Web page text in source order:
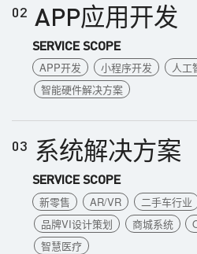
02 APP应用开发
SERVICE SCOPE
APP开发
小程序开发
人工
智能硬件解决方案
03 系统解决方案
SERVICE SCOPE
新零售
AR/VR 二手车行业
品牌VI设计策划
商城系统
智慧医疗